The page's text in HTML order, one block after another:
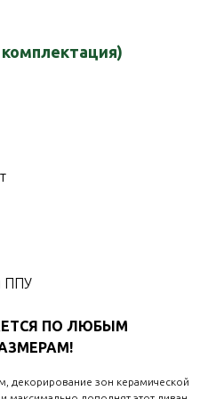
ППУ
ПО ЛЮБЫМ
декорирование зон керамической